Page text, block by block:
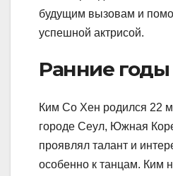
будущим вызовам и
успешной актрисой.
Ранние годы
Ким Со Хен родился 22
городе Сеул, Южная
проявлял талант и
особенно к танцам. Ким